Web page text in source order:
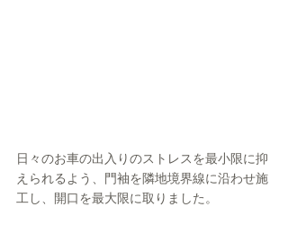
日々のお車の出入りのストレスを最小限に抑
えられるよう、門袖を隣地境界線に沿わせ施
工し、開口を最大限に取りました。